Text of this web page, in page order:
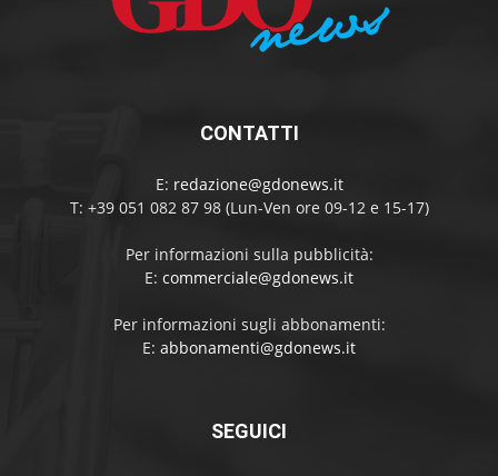
CONTATTI
E: redazione@gdonews.it
T: +39 051 082 87 98 (Lun-Ven ore 09-12 e 15-17)
Per informazioni sulla pubblicità:
E: commerciale@gdonews.it
Per informazioni sugli abbonamenti:
E: abbonamenti@gdonews.it
SEGUICI